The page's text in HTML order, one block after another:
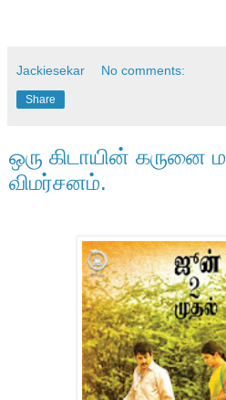
Jackiesekar No comments:
Share
ஒரு கிடாயின் கருனை
விமர்சனம்.